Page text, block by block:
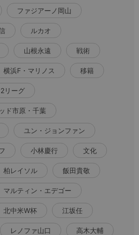
ファジアーノ岡山
ルカオ
山根永遠 戦術
横浜F・マリノス 移籍
リーグ
ド市原・千葉
ユン・ジョンファン
小林慶行 文化
柏レイソル 飯田貴敬
マルティン・エデゴー
北中米W杯 江坂任
レノファ山口 高木大輔